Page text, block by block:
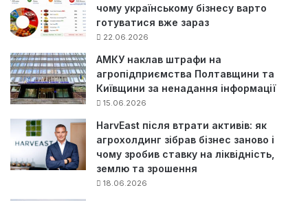
чому українському бізнесу варто
готуватися вже зараз
22.06.2026
АМКУ наклав штрафи на
агропідприємства Полтавщини та
Київщини за ненадання інформації
15.06.2026
HarvEast після втрати активів: як
агрохолдинг зібрав бізнес заново і
чому зробив ставку на ліквідність,
землю та зрошення
18.06.2026